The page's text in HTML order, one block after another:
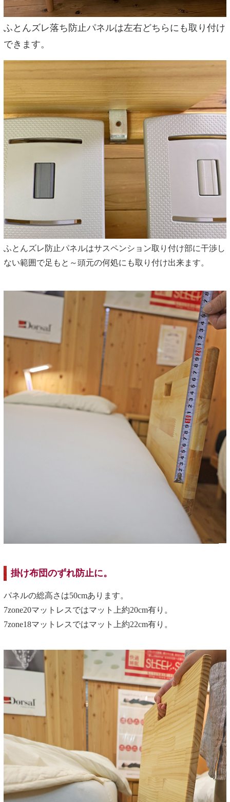
ふとんズレ落ち防止パネルは左右どちらにも取り付け
できます。
ふとんズレ防止パネルはサスペンション取り付け部に干渉し
ない範囲で足もと～頭元の何処にも取り付け出来ます。
掛け布団のずれ防止に。
パネルの総高さは50cmあります。
7zone20マットレスではマット上約20cm有り。
7zone18マットレスではマット上約22cm有り。